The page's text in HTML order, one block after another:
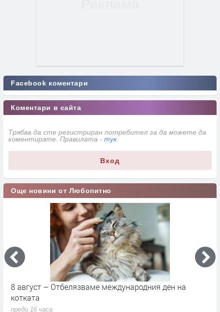
Facebook коментари
Коментари в сайта
Трябва да сте регистриран потребител за да можете да
коментирате. Правилата - тук
Вход
Още новини от Любопитно
8 август – Отбелязваме международния ден на
котката
преди 16 часа